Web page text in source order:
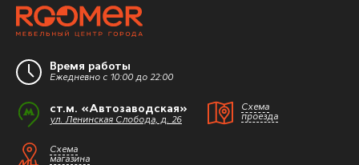
Время работы
Ежедневно с 10:00 до 22:00
ст.м. «Автозаводская»
ул. Ленинская Слобода, д. 26
Схема
проезда
Схема
магазина